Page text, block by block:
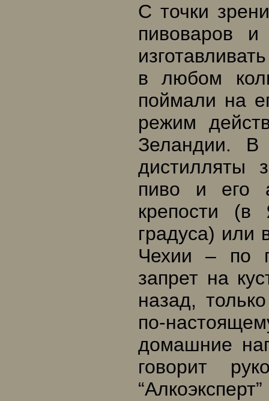
С точки
пивоваров
в любом
поймали на
режим
Зеландии. В
дистилляты
пиво и его
крепости
градуса) или
Чехии – по
запрет на
назад,
по-
домашние
говорит